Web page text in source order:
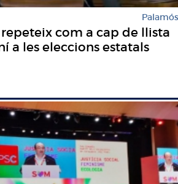
Palamós
com a cap de llista
a les eleccions estatals